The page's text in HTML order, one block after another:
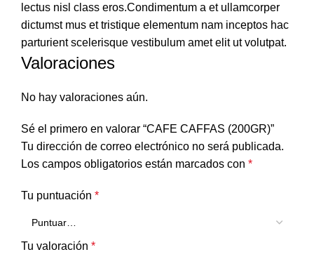
lectus nisl class eros.Condimentum a et ullamcorper
dictumst mus et tristique elementum nam inceptos hac
parturient scelerisque vestibulum amet elit ut volutpat.
Valoraciones
No hay valoraciones aún.
Sé el primero en valorar “CAFE CAFFAS (200GR)”
Tu dirección de correo electrónico no será publicada.
Los campos obligatorios están marcados con *
Tu puntuación *
Tu valoración *